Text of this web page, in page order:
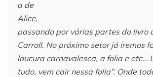
a de
Alice,
passando por várias partes do livro
Carroll. No próximo setor já iremos
loucura carnavalesca, a folia e etc…
tudo, vem cair nessa folia”. Onde